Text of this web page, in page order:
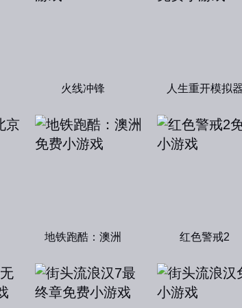
火线冲锋 人生重开模拟
地铁跑酷：澳洲 红色警戒2